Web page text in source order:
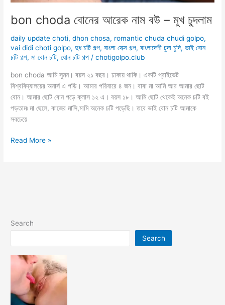
bon choda বোনের আরেক নাম বউ – মুখ চুদলাম
daily update choti,dhon chosa, romantic chuda chudi golpo,
vai didi choti golpo,দুধ চটি গল্প,বাংলা সেক্স গল্প,বাংলাদেশী চুদা চুদি,ভাই বোন
চটি গল্প,মা বোন চটি,যৌন চটি গল্প /chotigolpo.club
bon choda আমি সুমন। বয়স ২১ বছর। ঢাকায় থাকি। একটি প্রাইভেট
বিশ্ববিদ্যালয়ের অনার্স এ পড়ি। আমার পরিবারে ৪ জন। বাবা মা আমি আর আমার ছোট
বোন। আমার ছোট বোন পড়ে ক্লাস ১২ এ। বয়স ১৮। আমি ছোট থেকেই অনেক চটি বই
পড়তাম৷ মা ছেলে, কাজের মাসি,মামি অনেক চটি পড়েছি। তবে ভাই বোন চটি আমাকে
সবচেয়ে
bon
চুদলাম
Read More »
Search
Search